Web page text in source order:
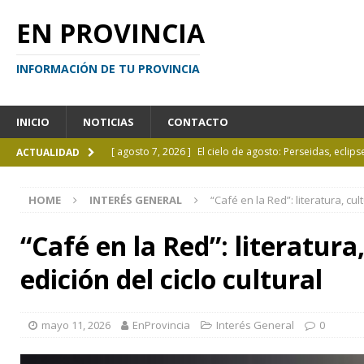
EN PROVINCIA
INFORMACIÓN DE TU PROVINCIA
INICIO NOTICIAS CONTACTO
ACTUALIDAD [ agosto 7, 2026 ] El cielo de agosto: Perseidas,
[ agosto 6, 2026 ]
Calendario de eventos turísticos
[ agosto 6, 2026 ]
La UCALP incorpora la
Inhabilitado por realizar
HOME INTERÉS GENERAL “Café en la Red”: literatura,
“Café en la Red”:
edición del ciclo cultural
mayo 11, 2026 EnProvincia Interés General 0